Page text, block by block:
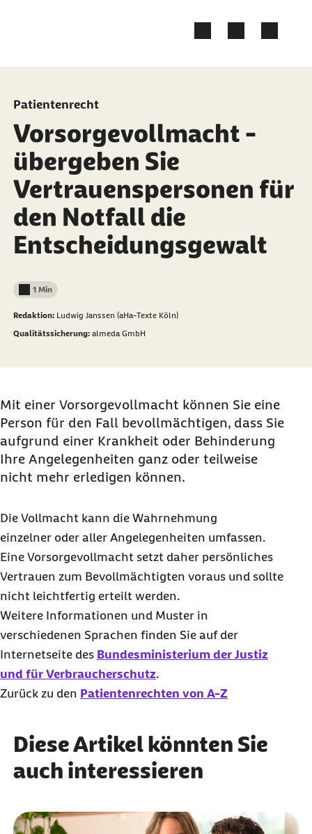
Patientenrecht
Vorsorgevollmacht -
übergeben Sie
Vertrauenspersonen für
den Notfall die
Entscheidungsgewalt
Lesedauer weniger als
1 Min
Redaktion: Ludwig Janssen (aHa-Texte Köln)
Qualitätssicherung: almeda GmbH
Mit einer Vorsorgevollmacht können Sie eine
Person für den Fall bevollmächtigen, dass Sie
aufgrund einer Krankheit oder Behinderung
Ihre Angelegenheiten ganz oder teilweise
nicht mehr erledigen können.
Die Vollmacht kann die Wahrnehmung
einzelner oder aller Angelegenheiten umfassen.
Eine Vorsorgevollmacht setzt daher persönliches
Vertrauen zum Bevollmächtigten voraus und sollte
nicht leichtfertig erteilt werden.
Weitere Informationen und Muster in
verschiedenen Sprachen finden Sie auf der
Internetseite des Bundesministerium der Justiz
und für Verbraucherschutz.
Zurück zu den Patientenrechten von A-Z
Diese Artikel könnten Sie
auch interessieren